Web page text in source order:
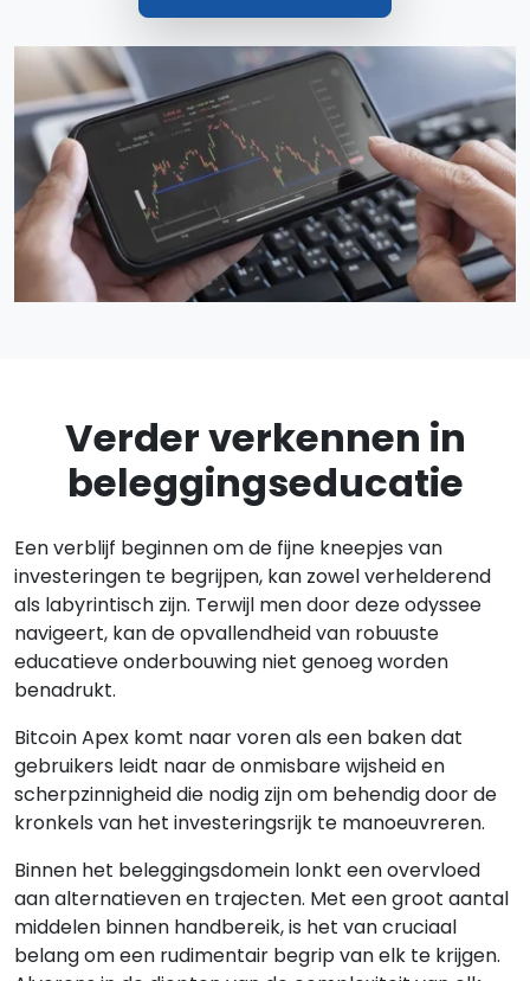
Verder verkennen in
beleggingseducatie
Een verblijf beginnen om de fijne kneepjes van
investeringen te begrijpen, kan zowel verhelderend
als labyrintisch zijn. Terwijl men door deze odyssee
navigeert, kan de opvallendheid van robuuste
educatieve onderbouwing niet genoeg worden
benadrukt.
Bitcoin Apex komt naar voren als een baken dat
gebruikers leidt naar de onmisbare wijsheid en
scherpzinnigheid die nodig zijn om behendig door de
kronkels van het investeringsrijk te manoeuvreren.
Binnen het beleggingsdomein lonkt een overvloed
aan alternatieven en trajecten. Met een groot aantal
middelen binnen handbereik, is het van cruciaal
belang om een rudimentair begrip van elk te krijgen.